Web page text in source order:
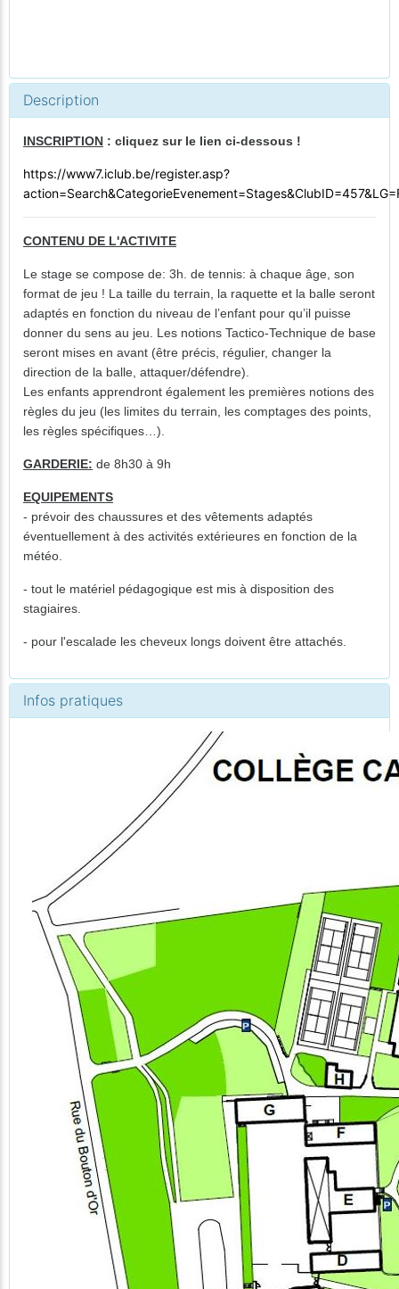
Description
INSCRIPTION : cliquez sur le lien ci-dessous !
https://www7.iclub.be/register.asp?
CONTENU DE L'ACTIVITE
Le stage se compose de: 3h. de tennis: à chaque âge, son
format de jeu ! La taille du terrain, la raquette et la balle seront
adaptés en fonction du niveau de l’enfant pour qu’il puisse
donner du sens au jeu. Les notions Tactico-Technique de base
seront mises en avant (être précis, régulier, changer la
direction de la balle, attaquer/défendre).
Les enfants apprendront également les premières notions des
règles du jeu (les limites du terrain, les comptages des points,
les règles spécifiques…).
GARDERIE: de 8h30 à 9h
EQUIPEMENTS
- prévoir des chaussures et des vêtements adaptés
éventuellement à des activités extérieures en fonction de la
météo.
- tout le matériel pédagogique est mis à disposition des
stagiaires.
- pour l'escalade les cheveux longs doivent être attachés.
Infos pratiques